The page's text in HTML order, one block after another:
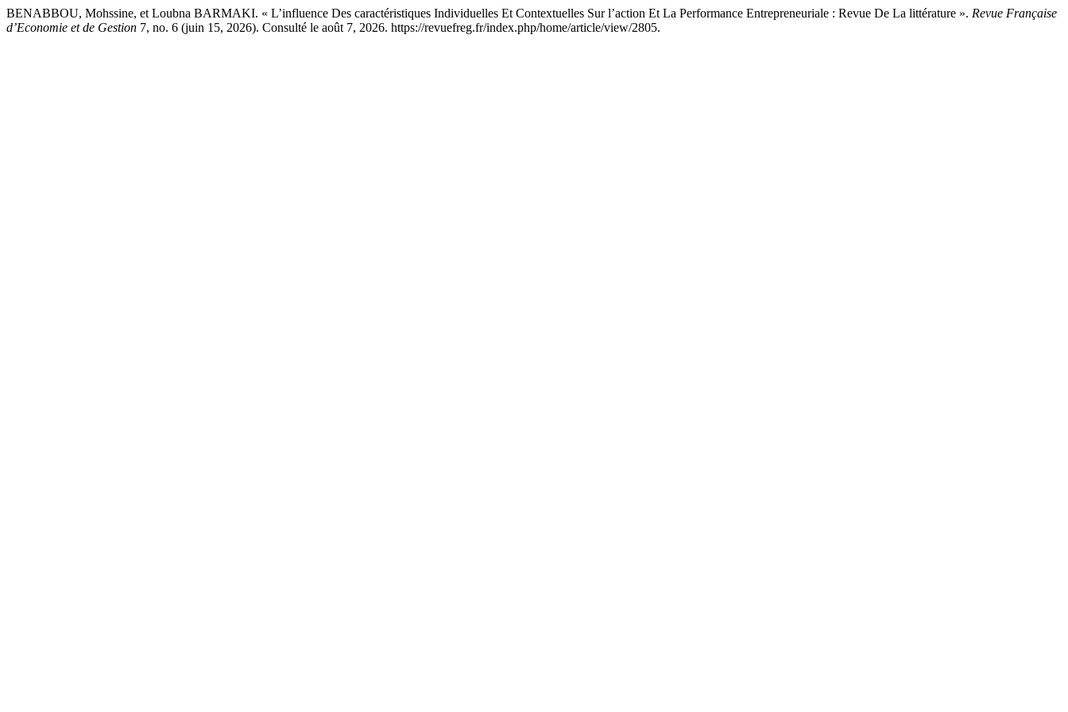
BENABBOU, Mohssine, et Loubna BARMAKI. « L’influence Des caractéristiques Individuelles Et Contextuelles Sur l’action Et La Performance Entrepreneuriale : Revue De La littérature ». Revue Française
d’Economie et de Gestion 7, no. 6 (juin 15, 2026). Consulté le août 7, 2026. https://revuefreg.fr/index.php/home/article/view/2805.